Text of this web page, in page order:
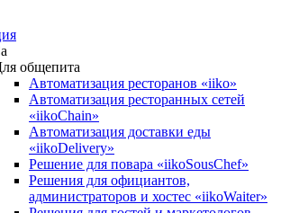
общепита
Автоматизация ресторанов «iiko»
Автоматизация ресторанных сетей
«iikoChain»
Автоматизация доставки еды
«iikoDelivery»
Решение для повара «iikoSousChef»
Решения для официантов,
администраторов и хостес «iikoWaiter»